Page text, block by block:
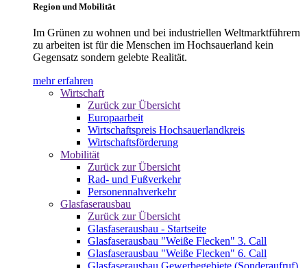
Region und Mobilität
Im Grünen zu wohnen und bei industriellen Weltmarktführern
zu arbeiten ist für die Menschen im Hochsauerland kein
Gegensatz sondern gelebte Realität.
mehr erfahren
Wirtschaft
Zurück zur Übersicht
Europaarbeit
Wirtschaftspreis Hochsauerlandkreis
Wirtschaftsförderung
Mobilität
Zurück zur Übersicht
Rad- und Fußverkehr
Personennahverkehr
Glasfaserausbau
Zurück zur Übersicht
Glasfaserausbau - Startseite
Glasfaserausbau "Weiße Flecken" 3. Call
Glasfaserausbau "Weiße Flecken" 6. Call